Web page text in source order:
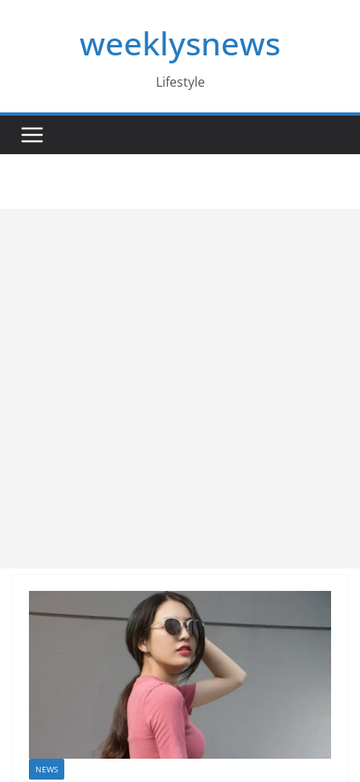
weeklysnews
Lifestyle
NEWS